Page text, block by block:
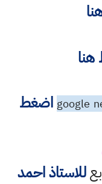
اضغط
للاستاذ احمد